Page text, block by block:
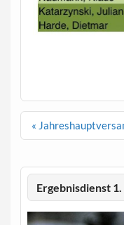
Beitragsnavigation
«
Ergebnisdienst